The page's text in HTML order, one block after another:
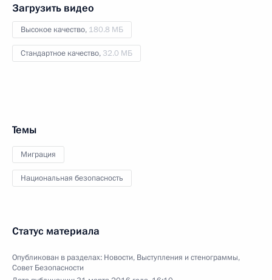
Загрузить видео
Высокое качество, 180.8 МБ
Стандартное качество, 32.0 МБ
Темы
Миграция
Национальная безопасность
Статус материала
Опубликован в разделах: Новости, Выступления и стенограммы,
Совет Безопасности